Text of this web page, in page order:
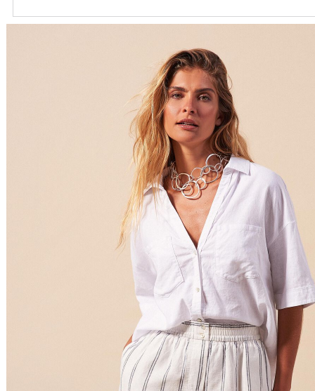
Nome do Produto A - Z
Nome do Produto Z - A